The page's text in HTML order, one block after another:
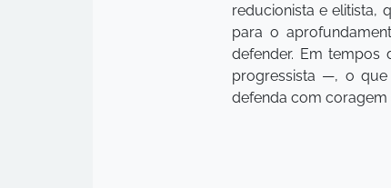
reducionista e elitista,
para o
defender. Em
progressista —, o
defenda com